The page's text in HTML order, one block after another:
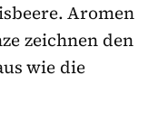
Aromen
zeichnen den
wie die